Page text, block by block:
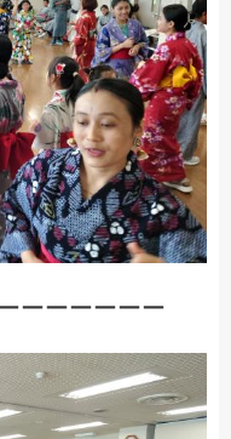
ーーーーーー